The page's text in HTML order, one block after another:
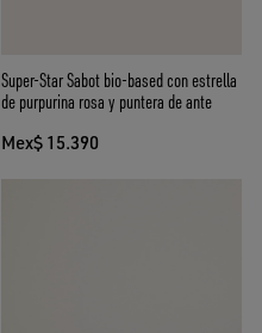
Super-Star Sabot bio-based con estrella
de purpurina rosa y puntera de ante
Mex$ 15.390